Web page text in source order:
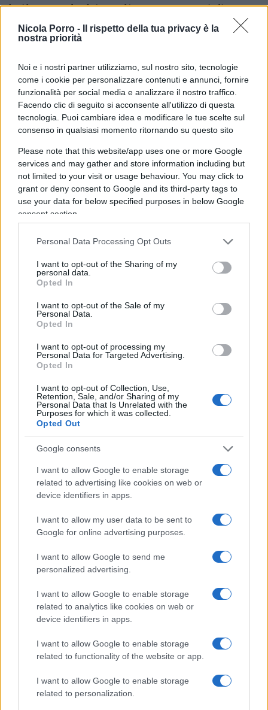
Nicola Porro -
Il rispetto della tua privacy è la
nostra priorità
Noi e i nostri partner utilizziamo, sul nostro sito, tecnologie
come i cookie per personalizzare contenuti e annunci, fornire
funzionalità per social media e analizzare il nostro traffico.
Facendo clic di seguito si acconsente all'utilizzo di questa
tecnologia. Puoi cambiare idea e modificare le tue scelte sul
consenso in qualsiasi momento ritornando su questo sito
Please note that this website/app uses one or more Google
services and may gather and store information including but
not limited to your visit or usage behaviour. You may click to
grant or deny consent to Google and its third-party tags to
use your data for below specified purposes in below Google
consent section.
Personal Data Processing Opt Outs
I want to opt-out of the Sharing of my
personal data.
Opted In
I want to opt-out of the Sale of my
Personal Data.
Opted In
I want to opt-out of processing my
Personal Data for Targeted Advertising.
Opted In
I want to opt-out of Collection, Use,
Retention, Sale, and/or Sharing of my
Personal Data that Is Unrelated with the
Purposes for which it was collected.
Opted Out
Google consents
I want to allow Google to enable storage
related to advertising like cookies on web or
device identifiers in apps.
I want to allow my user data to be sent to
Google for online advertising purposes.
I want to allow Google to send me
personalized advertising.
I want to allow Google to enable storage
related to analytics like cookies on web or
device identifiers in apps.
I want to allow Google to enable storage
related to functionality of the website or app.
I want to allow Google to enable storage
related to personalization.
Il Cile estraderà in Italia tre ex agenti di
Pinochet
estradati una volta terminato di scontare la loro
pena in Cile. Si tratta dell’ex sergente dell’Esercito,
Orlando Moreno Vásquez, di 82 anni, e dell’ex
brigadiere 78enneManuel Vásquez Chahuán,
per la morte di Omar Venturelli Leonelli, il 16
settembre del 1973, un ex sacerdote, membro del
gruppo “Cristiani per il Socialismo” nonché
professore universitario.La Corte Suprema cilena
ha anche autorizzato l’estradizione dell’ex
brigadiere dell’esercito Pedro Espinoza Bravo, di
Canales, avvenuto il 26 maggio 1976. Nel 2021, la
giustizia italiana aveva chiesto l’estradizione di sei
ex membri dell’apparato repressivo della dittatura
di Pinochet. Tutti erano stati condannati per
Tuttavia, due dei sei ricercati sono morti e un
terzo è stato tolto dalla lista essendo malato
mentale grave.
Maduro torna all’attacco: “recuperare
completamente” il territorio conteso con la
Guyana
Il dittatore Maduro ha ribadito ieri la sua
intenzione di “recuperare integralmente” la
Guayana Esequiba, il territorio di quasi 160.000
chilometri quadrati in disputa con la Guyana,
dopo aver concordato con il governo di quel
paese di non minacciare o usare la forza per
risolvere la controversia. Caracas ha approvato il 3
dicembre con un referendum unilaterale
ordinato la creazione di una divisione militare nei
pressi della zona contesa nonché la modifica della
mappa ufficiale venezuelana, alla quale è stata già
annessa la Guayana Esequiba.